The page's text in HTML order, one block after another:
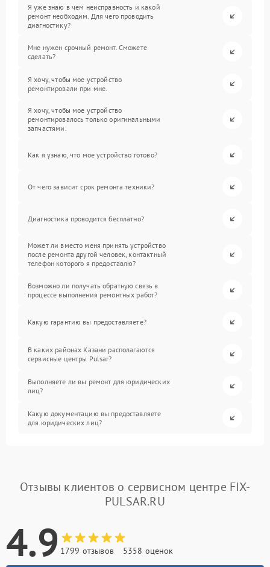
Я уже знаю в чем неисправность и какой
ремонт необходим. Для чего проводить
диагностику?
Мне нужен срочный ремонт. Сможете
сделать?
Я хочу, чтобы мое устройство
ремонтировали при мне.
Я хочу, чтобы мое устройство
ремонтировалось только оригинальными
запчастями.
Как я узнаю, что мое устройство готово?
От чего зависит срок ремонта техники?
Диагностика проводится бесплатно?
Может ли вместо меня принять устройство
после ремонта другой человек, контактный
телефон которого я предоставлю?
Возможно ли получать обратную связь в
процессе выполнения ремонтных работ?
Какую гарантию вы предоставляете?
В каких районах Казани располагаются
сервисные центры Pulsar?
Выполняете ли вы ремонт для юридических
лиц?
Какую документацию вы предоставляете
для юридических лиц?
Отзывы клиентов о сервисном центре FIX-
PULSAR.RU
4.9 1799 отзывов 5358 оценок